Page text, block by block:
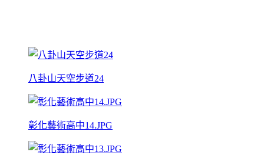
八卦山天空步道24
彰化藝術高中14.JPG